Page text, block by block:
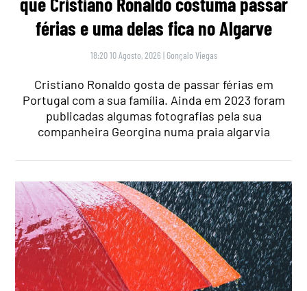
férias e uma delas fica no Algarve
18:20 10 Agosto, 2026 | Gonçalo Viegas
Cristiano Ronaldo gosta de passar férias em
Portugal com a sua família. Ainda em 2023 foram
publicadas algumas fotografias pela sua
companheira Georgina numa praia algarvia